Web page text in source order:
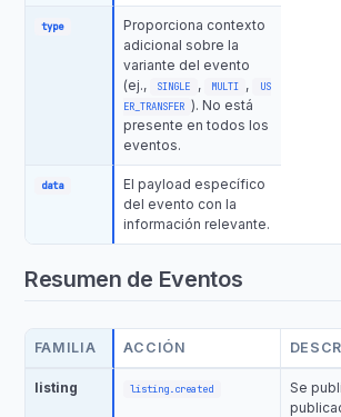
type
Proporciona contexto
adicional sobre la
variante del evento
(ej.,
SINGLE , MULTI ,
US
ER_TRANSFER ). No está
presente en todos los
eventos.
data
El payload específico
del evento con la
información relevante.
Resumen de Eventos
FAMILIA ACCIÓN
listing listing.created
Se